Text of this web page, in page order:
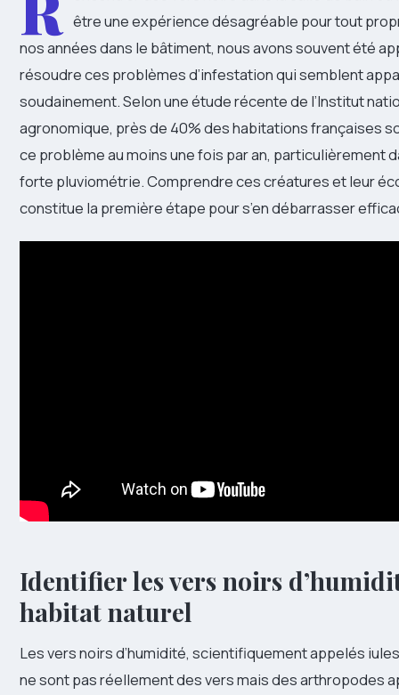
être une expérience désagréable pour tout
nos années dans le bâtiment, nous avons souvent été
résoudre ces problèmes d’infestation qui semblent
soudainement. Selon une étude récente de l’Institut
agronomique, près de 40% des habitations françaises
ce problème au moins une fois par an, particulièrement
forte pluviométrie. Comprendre ces créatures et leur
constitue la première étape pour s’en débarrasser
Identifier les vers noirs
habitat naturel
Les vers noirs d’humidité, scientifiquement appelés
ne sont pas réellement des vers mais des arthropodes